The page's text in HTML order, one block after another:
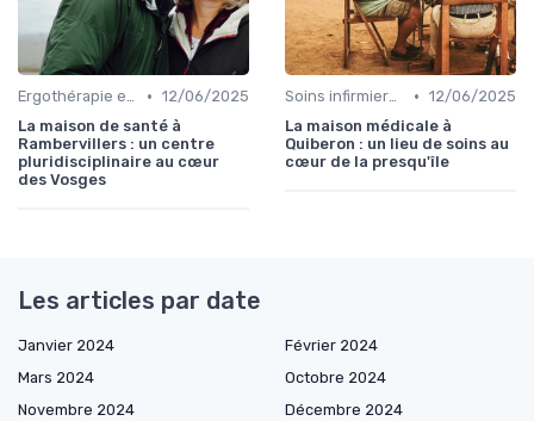
Ergothérapie et rééducation • 12/06/2025
La maison de santé à
Rambervillers : un centre
pluridisciplinaire au cœur
des Vosges
Soins infirmiers à domicile • 12/06/2025
La maison médicale à
Quiberon : un lieu de soins au
cœur de la presqu'île
Les articles par date
Janvier 2024
Février 2024
Mars 2024
Octobre 2024
Novembre 2024
Décembre 2024